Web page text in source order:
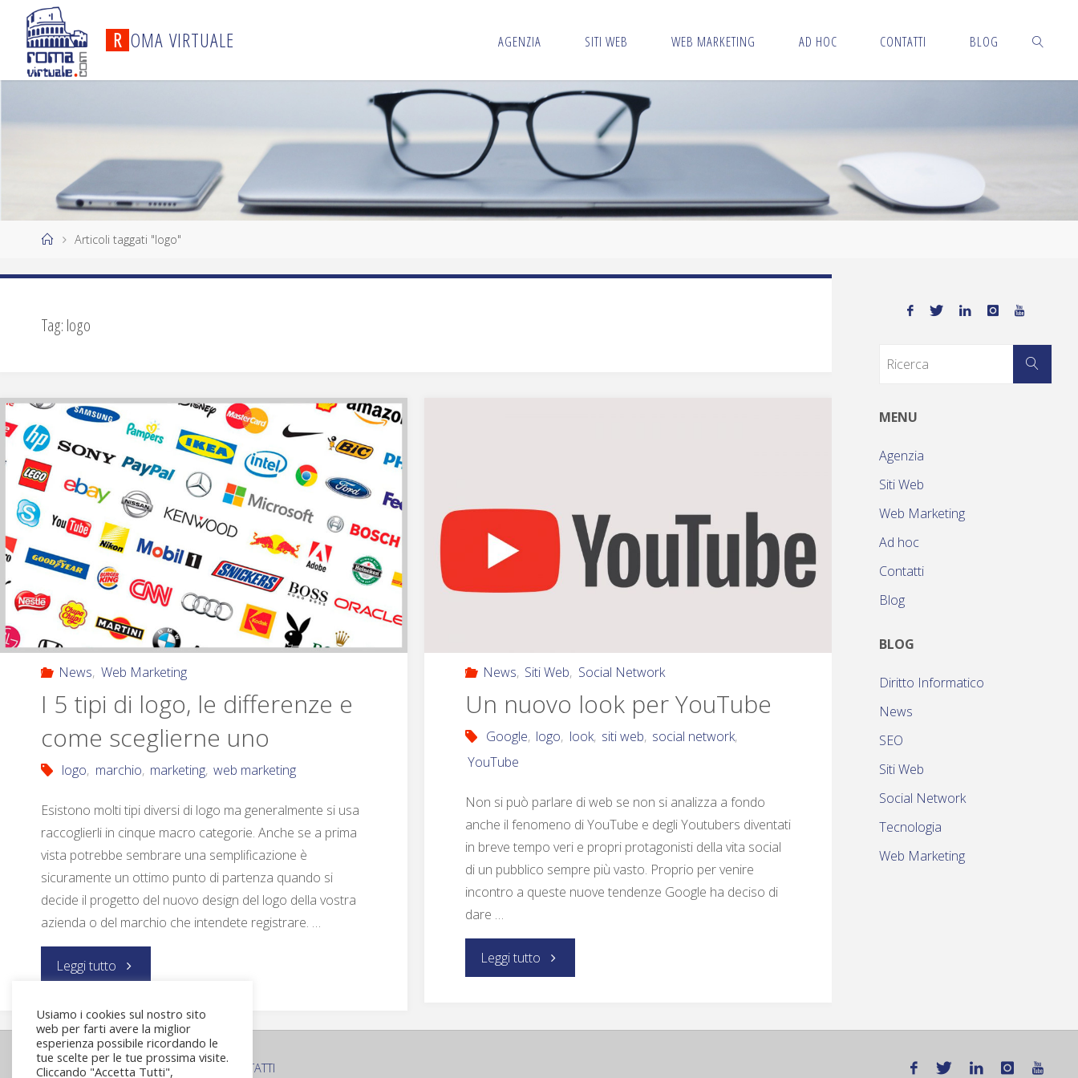
R OMA VIRTUALE AGENZIA SITI WEB WEB MARKETING AD HOC CONTATTI BLOG
Articoli taggati "logo"
Tag: logo
News, Web Marketing
I 5 tipi di logo, le differenze e
come sceglierne uno
logo, marchio, marketing, web marketing
Esistono molti tipi diversi di logo ma generalmente si usa
raccoglierli in cinque macro categorie. Anche se a prima
vista potrebbe sembrare una semplificazione è
sicuramente un ottimo punto di partenza quando si
decide il progetto del nuovo design del logo della vostra
azienda o del marchio che intendete registrare. …
Leggi tutto
News, Siti Web, Social Network
Un nuovo look per YouTube
Google, logo, look, siti web, social network,
YouTube
Non si può parlare di web se non si analizza a fondo
anche il fenomeno di YouTube e degli Youtubers diventati
in breve tempo veri e propri protagonisti della vita social
di un pubblico sempre più vasto. Proprio per venire
incontro a queste nuove tendenze Google ha deciso di
dare …
Leggi tutto
MENU
Agenzia
Siti Web
Web Marketing
Ad hoc
Contatti
Blog
BLOG
Diritto Informatico
News
SEO
Siti Web
Social Network
Tecnologia
Web Marketing
PRIVACY POLICY | COOKIE POLICY CONTATTI
Usiamo i cookies sul nostro sito
web per farti avere la miglior
esperienza possibile ricordando le
tue scelte per le tue prossima visite.
Cliccando "Accetta Tutti",